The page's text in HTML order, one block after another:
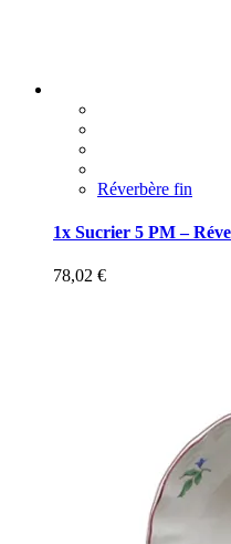
Réverbère fin
1x Sucrier 5 PM –
78,02 €